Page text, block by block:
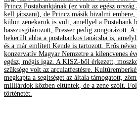
Princz Postabankjának (ez volt az egész
kell játszani), de Princz másik bizalmi embere,
külön zenekaruk is volt, amellyel a Postabank
basszusgitározott, Presser pedig zongorázott. A
bekerült abba a postabankos tanácsba is,
és a már említett Kende is tartozott. Erős
konzervatív Magyar Nemzetre a kilencvenes
egész, mégis igaz. A KISZ-ből érkezett,
szüksége volt az arculatfestésre.
megkapta a segítséget az általa támogatott,
milliárdok közben eltűntek, de a zene szólt.
történetét.